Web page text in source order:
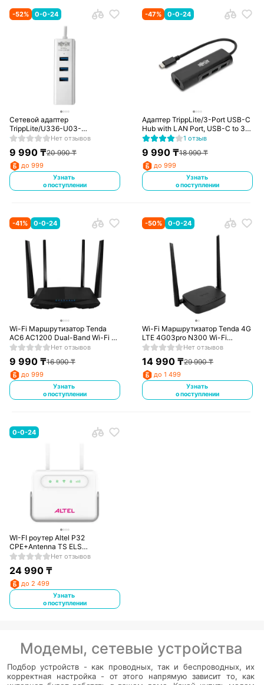
-52% 0-0-24
Сетевой адаптер
TrippLite/U336-U03-
GB/10/100/1000/USB/RJ-45
Нет отзывов
9 990₸20 990₸
до 999
Узнать
о поступлении
-47% 0-0-24
Адаптер TrippLite/3-Port USB-C
Hub with LAN Port, USB-C to 3x
USB-A Ports and Gbe, USB 3.0,
1 отзыв
9 990 ₸18 990₸
до 999
Узнать
о поступлении
-41% 0-0-24
Wi-Fi Маршрутизатор Tenda
AC6 AC1200 Dual-Band Wi-Fi 5
Черный
Нет отзывов
9 990₸16 990₸
до 999
Узнать
о поступлении
-50% 0-0-24
Wi-Fi Маршрутизатор Tenda 4G
LTE 4G03pro N300 Wi-Fi
Черный
Нет отзывов
14 990 ₸29 990₸
до 1 499
Узнать
о поступлении
0-0-24
WI-FI роутер Altel P32
CPE+Antenna TS ELS
стартовый комплект
Нет отзывов
24 990₸
до 2 499
Узнать
о поступлении
Модемы, сетевые устройства
Подбор устройств - как проводных, так и беспроводных, их
корректная настройка - от этого напрямую зависит то, как